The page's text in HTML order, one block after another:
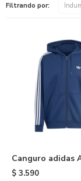
Filtrando por:
Canguro adidas
- Blue
$ 3.590